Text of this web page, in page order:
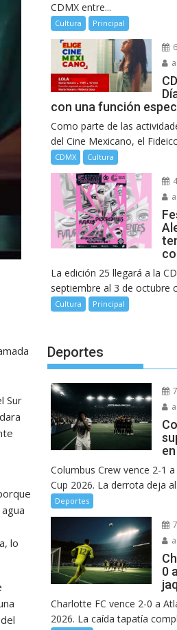
Sur
lo
CDMX entre...
Cultura Principal
con una función
Como parte de las
del Cine Mexicano, el
CDMX Cultura
La edición 25 llegará a la
septiembre al 3 de octubre
Cultura Principal
Deportes
Columbus Crew vence 2-1
Cup 2026. La derrota deja
Deportes
0
Charlotte FC vence 2-0 a
2026. La caída tapatía